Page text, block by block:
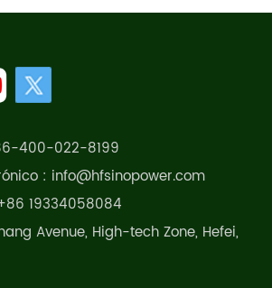
400-022-8199
: info@hfsinopower.com
19334058084
Avenue, High-tech Zone, Hefei,